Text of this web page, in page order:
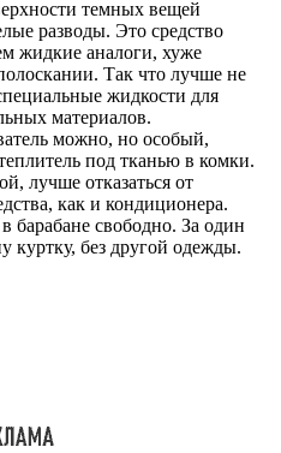
темных вещей
разводы. Это средство
жидкие аналоги, хуже
Так что лучше не
жидкости для
материалов.
можно, но особый,
под тканью в комки.
лучше отказаться от
как и кондиционера.
барабане свободно. За один
куртку, без другой одежды.